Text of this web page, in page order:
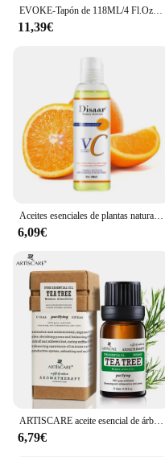
EVOKE-Tapón de 118ML/4 Fl.Oz. Aceites Esenciales de primera calidad para difusor, masaje, piel, pelo, fabricación de jabón con vela
11,39€
Aceites esenciales de plantas naturales puros, 100ml, Aloe VC, aguacate, miel, serpiente, argán, oliva, zanahoria, aceite de masaje, reparación, suavizante, cuidado de la piel
6,09€
6,79€